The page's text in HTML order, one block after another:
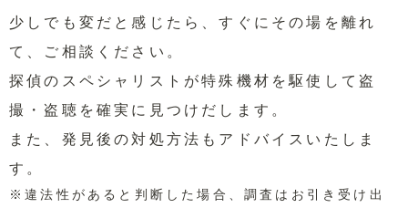
少しでも変だと感じたら、すぐにその場を離れ
て、ご相談ください。
探偵のスペシャリストが特殊機材を駆使して盗
撮・盗聴を確実に見つけだします。
また、発見後の対処方法もアドバイスいたしま
す。
※違法性があると判断した場合、調査はお引き受け出